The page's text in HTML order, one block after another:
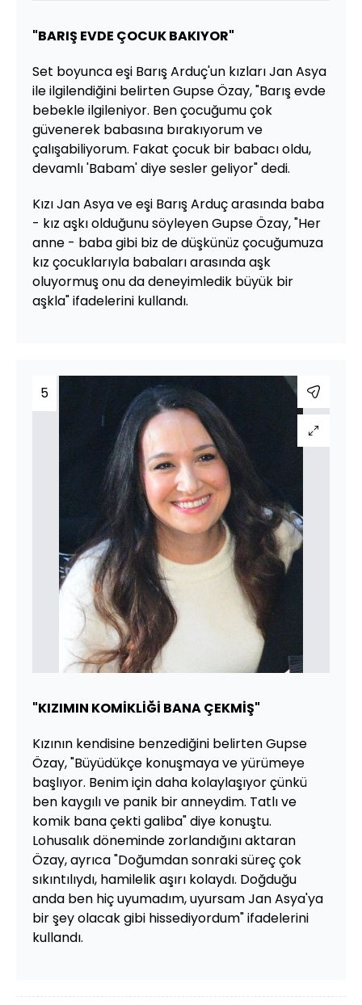
"BARIŞ EVDE ÇOCUK BAKIYOR"
Set boyunca eşi Barış Arduç'un kızları Jan Asya
ile ilgilendiğini belirten Gupse Özay, "Barış evde
bebekle ilgileniyor. Ben çocuğumu çok
güvenerek babasına bırakıyorum ve
çalışabiliyorum. Fakat çocuk bir babacı oldu,
devamlı 'Babam' diye sesler geliyor" dedi.
Kızı Jan Asya ve eşi Barış Arduç arasında baba
- kız aşkı olduğunu söyleyen Gupse Özay, "Her
anne - baba gibi biz de düşkünüz çocuğumuza
kız çocuklarıyla babaları arasında aşk
oluyormuş onu da deneyimledik büyük bir
aşkla" ifadelerini kullandı.
5
"KIZIMIN KOMİKLİĞİ BANA ÇEKMİŞ"
Kızının kendisine benzediğini belirten Gupse
Özay, "Büyüdükçe konuşmaya ve yürümeye
başlıyor. Benim için daha kolaylaşıyor çünkü
ben kaygılı ve panik bir anneydim. Tatlı ve
komik bana çekti galiba" diye konuştu.
Lohusalık döneminde zorlandığını aktaran
Özay, ayrıca "Doğumdan sonraki süreç çok
sıkıntılıydı, hamilelik aşırı kolaydı. Doğduğu
anda ben hiç uyumadım, uyursam Jan Asya'ya
bir şey olacak gibi hissediyordum" ifadelerini
kullandı.